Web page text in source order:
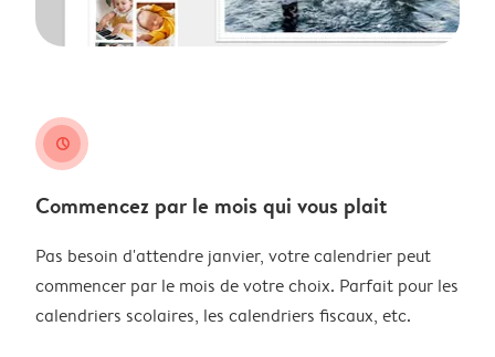
clock
Commencez par le mois qui vous plait
Pas besoin d'attendre janvier, votre calendrier peut
commencer par le mois de votre choix. Parfait pour les
calendriers scolaires, les calendriers fiscaux, etc.